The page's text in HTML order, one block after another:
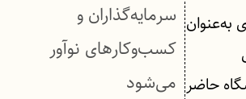
به‌عنوان
حاضر
سرمایه‌گذاران و
کسب‌وکارهای نوآور
می‌شود